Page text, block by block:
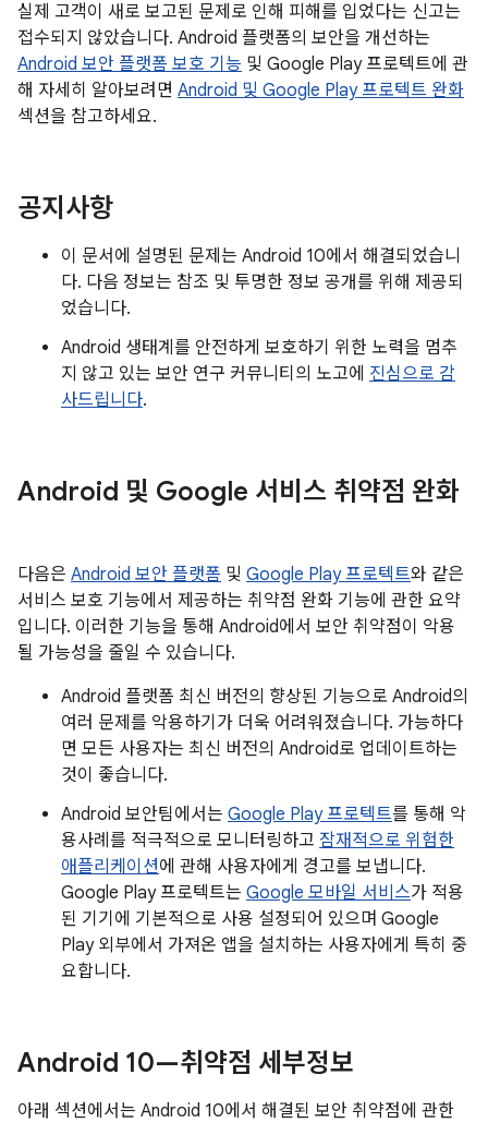
실제 고객이 새로 보고된 문제로 인해 피해를 입었다는 신고는
접수되지 않았습니다. Android 플랫폼의 보안을 개선하는
Android 보안 플랫폼 보호 기능 및 Google Play 프로텍트에 관
해 자세히 알아보려면 Android 및 Google Play 프로텍트 완화
섹션을 참고하세요.
공지사항
이 문서에 설명된 문제는 Android 10에서 해결되었습니
다. 다음 정보는 참조 및 투명한 정보 공개를 위해 제공되
었습니다.
Android 생태계를 안전하게 보호하기 위한 노력을 멈추
지 않고 있는 보안 연구 커뮤니티의 노고에 진심으로 감
사드립니다.
Android 및 Google 서비스 취약점 완화
다음은 Android 보안 플랫폼 및 Google Play 프로텍트와 같은
서비스 보호 기능에서 제공하는 취약점 완화 기능에 관한 요약
입니다. 이러한 기능을 통해 Android에서 보안 취약점이 악용
될 가능성을 줄일 수 있습니다.
Android 플랫폼 최신 버전의 향상된 기능으로 Android의
여러 문제를 악용하기가 더욱 어려워졌습니다. 가능하다
면 모든 사용자는 최신 버전의 Android로 업데이트하는
것이 좋습니다.
Android 보안팀에서는 Google Play 프로텍트를 통해 악
용사례를 적극적으로 모니터링하고 잠재적으로 위험한
애플리케이션에 관해 사용자에게 경고를 보냅니다.
Google Play 프로텍트는 Google 모바일 서비스가 적용
된 기기에 기본적으로 사용 설정되어 있으며 Google
Play 외부에서 가져온 앱을 설치하는 사용자에게 특히 중
요합니다.
Android 10—취약점 세부정보
아래 섹션에서는 Android 10에서 해결된 보안 취약점에 관한